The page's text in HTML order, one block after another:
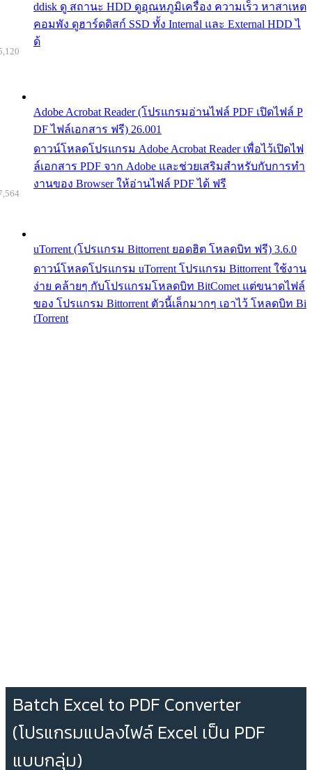
ddisk ดู สถานะ HDD ดูอุณหภูมิเครื่อง ความเร็ว หาสาเหต
คอมพัง ดูฮาร์ดดิสก์ SSD ทั้ง Internal และ External HDD ไ
ด้
Adobe Acrobat Reader (โปรแกรมอ่านไฟล์ PDF เปิดไฟล์ P
DF ไฟล์เอกสาร ฟรี) 26.001
ดาวน์โหลดโปรแกรม Adobe Acrobat Reader เพื่อไว้เปิดไฟ
ล์เอกสาร PDF จาก Adobe และช่วยเสริมสำหรับกับการทำ
งานของ Browser ให้อ่านไฟล์ PDF ได้ ฟรี
uTorrent (โปรแกรม Bittorrent ยอดฮิต โหลดบิท ฟรี) 3.6.0
ดาวน์โหลดโปรแกรม uTorrent โปรแกรม Bittorrent ใช้งาน
ง่าย คล้ายๆ กับโปรแกรมโหลดบิท BitComet แต่ขนาดไฟล์
ของ โปรแกรม Bittorrent ตัวนี้เล็กมากๆ เอาไว้ โหลดบิท Bi
tTorrent
Batch Excel to PDF Converter
(โปรแกรมแปลงไฟล์ Excel เป็น PDF
แบบกลุ่ม)